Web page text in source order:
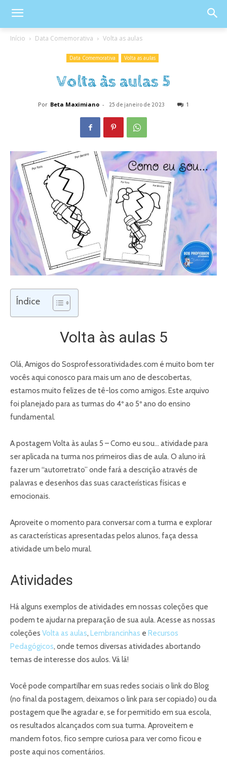
Início Data Comemorativa Volta as aulas
Data Comemorativa Volta as aulas
Volta às aulas 5
Por Beta Maximiano - 25 de janeiro de 2023 1
Índice
Volta às aulas 5
Olá, Amigos do Sosprofessoratividades.com é muito bom ter
vocês aqui conosco para mais um ano de descobertas,
estamos muito felizes de tê-los como amigos. Este arquivo
foi planejado para as turmas do 4º ao 5º ano do ensino
fundamental.
A postagem Volta às aulas 5 – Como eu sou… atividade para
ser aplicada na turma nos primeiros dias de aula. O aluno irá
fazer um “autorretrato” onde fará a descrição através de
palavras e desenhos das suas características físicas e
emocionais.
Aproveite o momento para conversar com a turma e explorar
as características apresentadas pelos alunos, faça dessa
atividade um belo mural.
Atividades
Há alguns exemplos de atividades em nossas coleções que
podem te ajudar na preparação de sua aula. Acesse as nossas
coleções Volta as aulas, Lembrancinhas e Recursos
Pedagógicos, onde temos diversas atividades abortando
temas de interesse dos aulos. Vá lá!
Você pode compartilhar em suas redes sociais o link do Blog
(no final da postagem, deixamos o link para ser copiado) ou da
postagem que lhe agradar e, se for permitido em sua escola,
os resultados alcançados com sua turma. Aproveitem e
mandem fotos, fico sempre curiosa para ver como ficou e
poste aqui nos comentários.